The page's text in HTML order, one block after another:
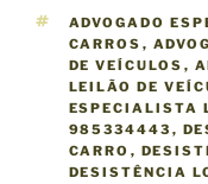
T
E
G
O
R
I
A
S
T
A
G
S
ADVOGADO
CARROS ,
DE VEÍCULOS ,
LEILÃO DE
ESPECIALISTA
985334443 ,
CARRO ,
DESISTÊNCIA